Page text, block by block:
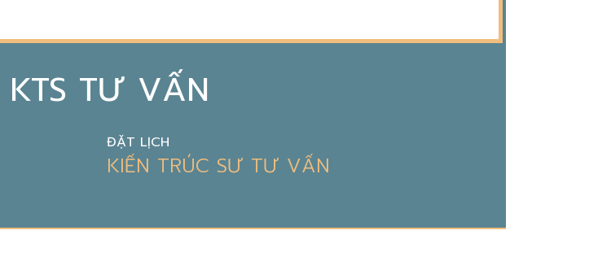
KTS TƯ VẤN
ĐẶT LỊCH
KIẾN TRÚC SƯ TƯ VẤN